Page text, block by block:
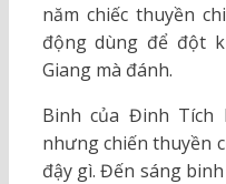
năm chiếc thuyền
động dùng để đột
Giang mà đánh.
Binh của Đinh Tích
nhưng chiến thuyền
đậy gì. Đến sáng